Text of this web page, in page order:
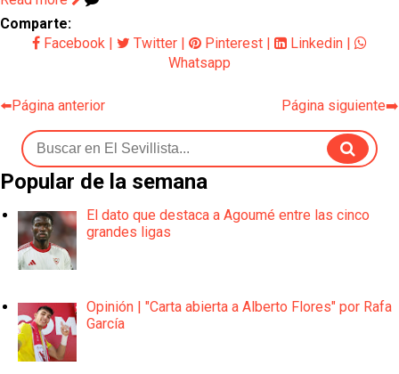
Comparte:
Facebook | Twitter | Pinterest | Linkedin |
Whatsapp
⬅️Página anterior Página siguiente➡️
Popular de la semana
El dato que destaca a Agoumé entre las cinco
grandes ligas
Opinión | "Carta abierta a Alberto Flores" por Rafa
García